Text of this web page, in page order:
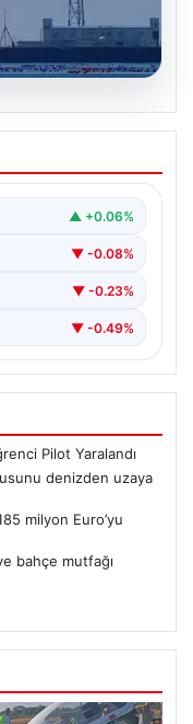
▲ +0.06%
▼ -0.08%
▼ -0.23%
▼ -0.49%
Pilot Yaralandı
denizden uzaya
milyon Euro’yu
bahçe mutfağı